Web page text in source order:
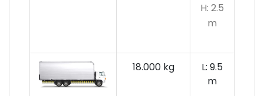
H: 2.5
m
18.000 kg
L: 9.5
m